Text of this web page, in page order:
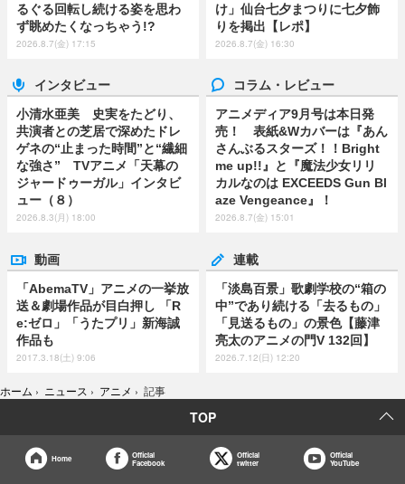
るぐる回転し続ける姿を思わ
ず眺めたくなっちゃう!?
2026.8.7(金) 17:15
け」仙台七夕まつりに七夕飾
りを掲出【レポ】
2026.8.7(金) 16:30
インタビュー
小清水亜美 史実をたどり、
共演者との芝居で深めたドレ
ゲネの“止まった時間”と“繊細
な強さ” TVアニメ「天幕の
ジャードゥーガル」インタビ
ュー（８）
2026.8.3(月) 18:00
コラム・レビュー
アニメディア9月号は本日発
売！ 表紙&Wカバーは『あん
さんぶるスターズ！！Bright
me up!!』と『魔法少女リリ
カルなのは EXCEEDS Gun Bl
aze Vengeance』！
2026.8.7(金) 15:01
動画
「AbemaTV」アニメの一挙放
送＆劇場作品が目白押し 「R
e:ゼロ」「うたプリ」新海誠
作品も
2017.3.18(土) 9:06
連載
「淡島百景」歌劇学校の“箱の
中”であり続ける「去るもの」
「見送るもの」の景色【藤津
亮太のアニメの門V 132回】
2026.7.12(日) 12:20
ホーム › ニュース › アニメ › 記事
TOP
Home
Official
Facebook
Official
twitter
Official
YouTube